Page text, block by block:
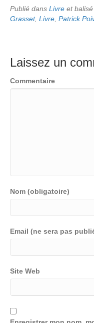
Publié dans Livre et balisé
Grasset, Livre Patrick
Laissez un
Commentaire
Nom (obligatoire)
Email (ne sera pas
Site Web